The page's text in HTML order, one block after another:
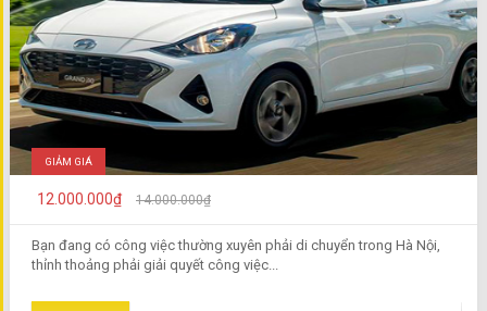
GIẢM GIÁ
12.000.000₫ 14.000.000₫
Bạn đang có công việc thường xuyên phải di chuyển trong Hà Nội,
thỉnh thoảng phải giải quyết công việc...